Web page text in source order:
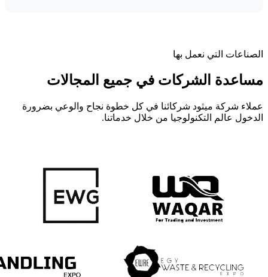
الصناعات التي نعمل بها
مساعدة الشركات في جميع المجالات
عملاء شركة ميثود شركائنا في كل خطوة نجاح والوعي بضرورة
الدخول عالم التكنولوجيا من خلال خدماتنا.